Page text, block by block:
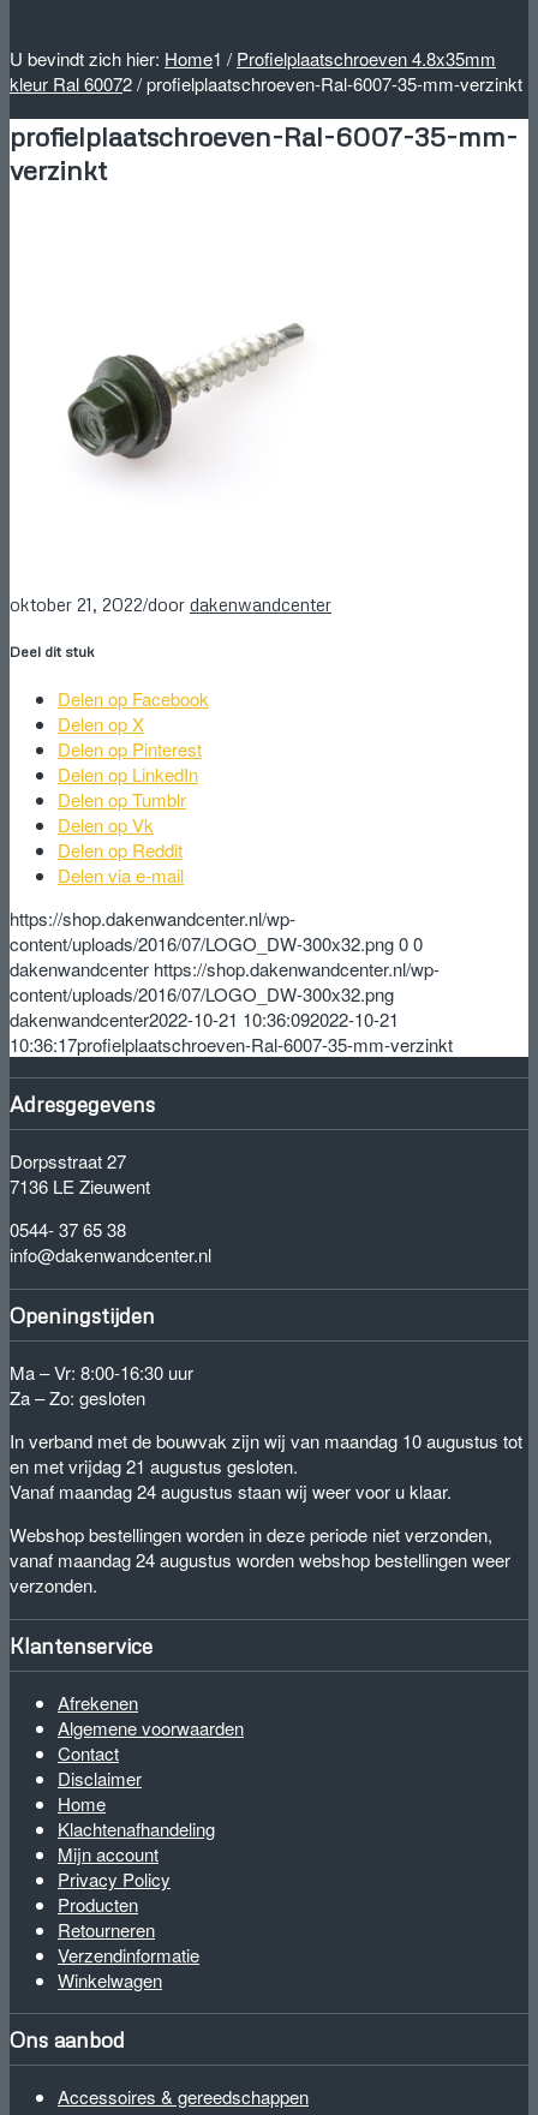
U bevindt zich hier: Home1 / Profielplaatschroeven 4.8x35mm
kleur Ral 60072/profielplaatschroeven-Ral-6007-35-mm-verzinkt
profielplaatschroeven-Ral-6007-35-mm-
verzinkt
oktober 21, 2022/door dakenwandcenter
Deel dit stuk
Delen op Facebook
Delen op X
Delen op Pinterest
Delen op LinkedIn
Delen op Tumblr
Delen op Vk
Delen op Reddit
Delen via e-mail
https://shop.dakenwandcenter.nl/wp-
content/uploads/2016/07/LOGO_DW-300x32.png00
dakenwandcenter https://shop.dakenwandcenter.nl/wp-
content/uploads/2016/07/LOGO_DW-300x32.png
dakenwandcenter2022-10-21 10:36:092022-10-21
10:36:17profielplaatschroeven-Ral-6007-35-mm-verzinkt
Adresgegevens
Dorpsstraat 27
7136 LE Zieuwent
0544- 37 65 38
info@dakenwandcenter.nl
Openingstijden
Ma – Vr: 8:00-16:30 uur
Za – Zo: gesloten
In verband met de bouwvak zijn wij van maandag 10 augustus tot
en met vrijdag 21 augustus gesloten.
Vanaf maandag 24 augustus staan wij weer voor u klaar.
Webshop bestellingen worden in deze periode niet verzonden,
vanaf maandag 24 augustus worden webshop bestellingen weer
verzonden.
Klantenservice
Afrekenen
Algemene voorwaarden
Contact
Disclaimer
Home
Klachtenafhandeling
Mijn account
Privacy Policy
Producten
Retourneren
Verzendinformatie
Winkelwagen
Ons aanbod
Accessoires & gereedschappen